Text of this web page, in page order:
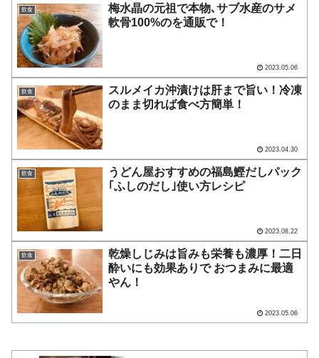
飲食
梅水晶の元祖で本物､サブ水産のサメ
軟骨100%のを通販で！
2023.05.06
飲食
スルメイカ沖漬けは肝まで旨い！冷凍
のまま切れば食べ方簡単！
2023.04.30
飲食
うどん屋おすすめの福島鰹だしパック
｢ふしのだし｣使い方レシピ
2023.08.22
飲食
乾燥しじみは旨みも栄養も濃厚！二日
酔いにも効果ありで おつまみに最適
やん！
2023.05.06